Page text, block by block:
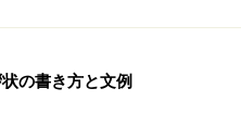
の書き方と文例